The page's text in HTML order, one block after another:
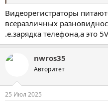
Видеорегистраторы
всеразличных
.е.зарядка телефона,а это
nwros35
Авторитет
25 Июл 2025